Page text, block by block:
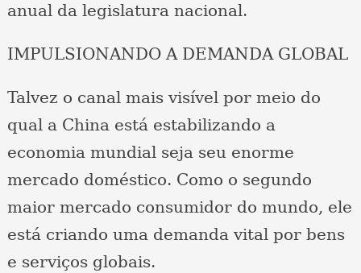
anual da legislatura nacional.
IMPULSIONANDO A DEMANDA GLOBAL
Talvez o canal mais visível por meio do
qual a China está estabilizando a
economia mundial seja seu enorme
mercado doméstico. Como o segundo
maior mercado consumidor do mundo, ele
está criando uma demanda vital por bens
e serviços globais.